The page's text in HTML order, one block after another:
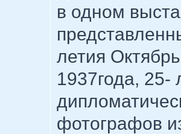
в одном
летия
1937года, 25-
фотографов